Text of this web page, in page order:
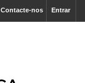
Entrar
Contacte-nos